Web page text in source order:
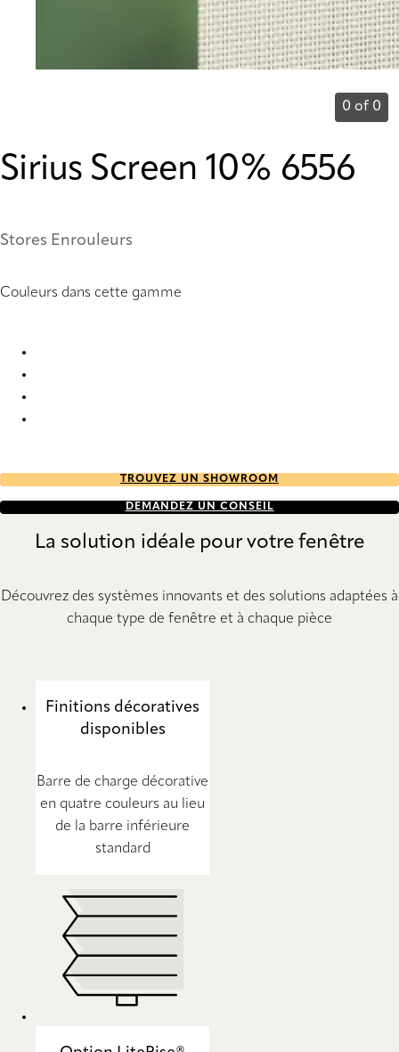
0 of 0
Sirius Screen 10% 6556
Stores Enrouleurs
Couleurs dans cette gamme
TROUVEZ UN SHOWROOM
DEMANDEZ UN CONSEIL
La solution idéale pour votre fenêtre
Découvrez des systèmes innovants et des solutions adaptées à
chaque type de fenêtre et à chaque pièce
Finitions décoratives
disponibles
Barre de charge décorative
en quatre couleurs au lieu
de la barre inférieure
standard